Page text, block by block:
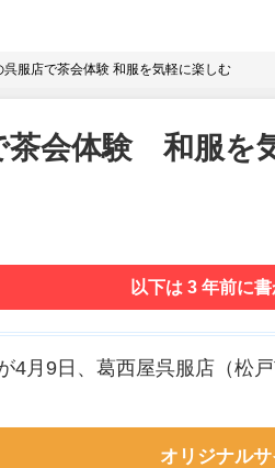
呉服店で茶会体験 和服を気軽に楽しむ
茶会体験 和服を
以下は 3 年前に
4月9日、葛西屋呉服店（松
オリジナル